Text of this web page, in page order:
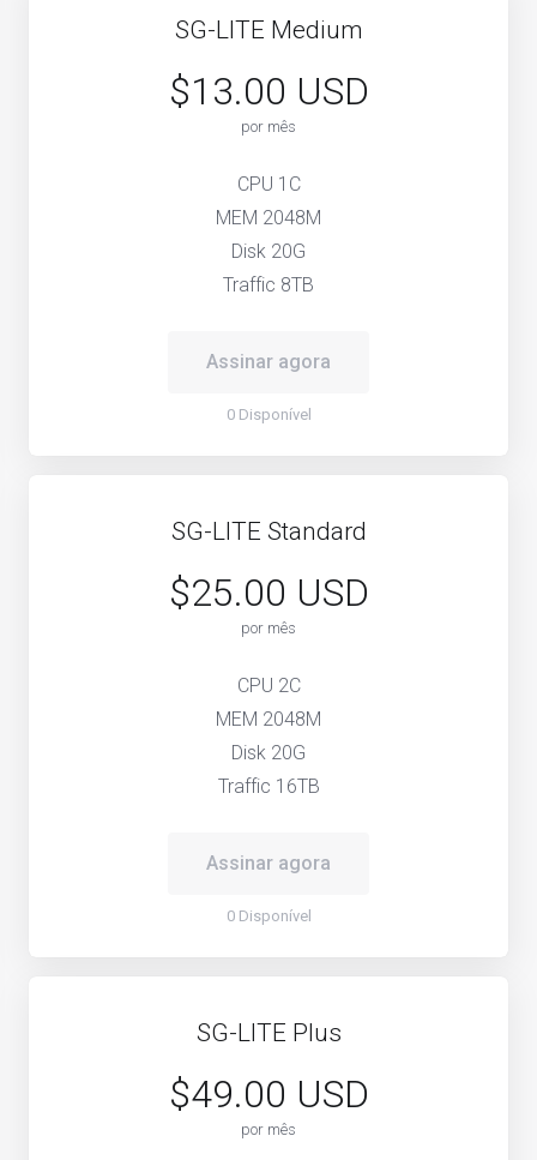
SG-LITE Medium
$13.00 USD
por mês
CPU 1C
MEM 2048M
Disk 20G
Traffic 8TB
Assinar agora
0 Disponível
SG-LITE Standard
$25.00 USD
por mês
CPU 2C
MEM 2048M
Disk 20G
Traffic 16TB
Assinar agora
0 Disponível
SG-LITE Plus
$49.00 USD
por mês